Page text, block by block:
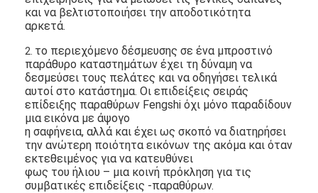
Υπαίθρια ψηφιακή αφίσα
δύναμης
εναλλασσόμενου
ΕΞΟΥΣΙΟΔΟΤΗΣΗ
ελεύθερα
ανταλλακτικά,
τεχνική
υποστήριξη
και να βελτιστοποιήσει την αποδοτικότητα
αρκετά.
2. το περιεχόμενο δέσμευσης σε ένα μπροστινό
παράθυρο καταστημάτων έχει τη δύναμη να
δεσμεύσει τους πελάτες και να οδηγήσει τελικά
αυτοί στο κατάστημα. Οι επιδείξεις σειράς
επίδειξης παραθύρων Fengshi όχι μόνο παραδίδουν
μια εικόνα με άψογο
η σαφήνεια, αλλά και έχει ως σκοπό να διατηρήσει
την ανώτερη ποιότητα εικόνων της ακόμα και όταν
εκτεθειμένος για να κατευθύνει
φως του ήλιου – μια κοινή πρόκληση για τις
συμβατικές επιδείξεις -παραθύρων.